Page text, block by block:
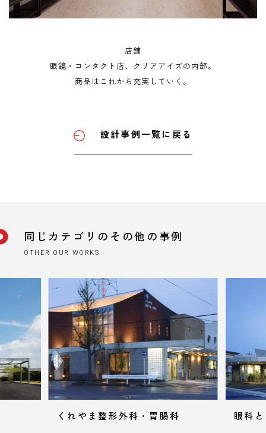
店舗
眼鏡・コンタクト店、クリアアイズの内部。
商品はこれから充実していく。
設計事例一覧に戻る
同じカテゴリのその他の事例
OTHER OUR WORKS
眼科とうもとクリニック 石